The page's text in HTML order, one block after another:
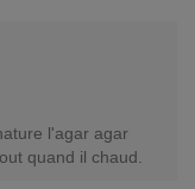
l'agar agar
quand il chaud.